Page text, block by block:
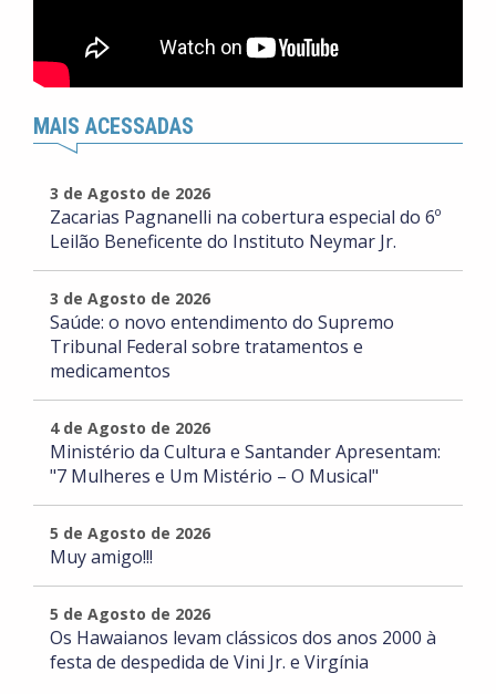
MAIS ACESSADAS
3 de Agosto de 2026
Zacarias Pagnanelli na cobertura especial do 6º
Leilão Beneficente do Instituto Neymar Jr.
3 de Agosto de 2026
Saúde: o novo entendimento do Supremo
Tribunal Federal sobre tratamentos e
medicamentos
4 de Agosto de 2026
Ministério da Cultura e Santander Apresentam:
"7 Mulheres e Um Mistério – O Musical"
5 de Agosto de 2026
Muy amigo!!!
5 de Agosto de 2026
Os Hawaianos levam clássicos dos anos 2000 à
festa de despedida de Vini Jr. e Virgínia